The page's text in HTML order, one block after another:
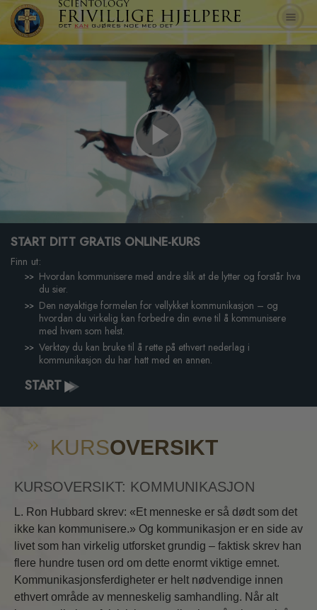
Play
Video
START DITT GRATIS ONLINE-KURS
Finn ut:
Hvordan kommunisere med andre slik at de lytter og forstår hva
du sier.
Den nøyaktige formelen for vellykket kommunikasjon – og
hvordan du virkelig kan forbedre din evne til å kommunisere
med hvem som helst.
Verktøy du kan bruke til å rette på ethvert nederlag i
kommunikasjon du har hatt med en annen.
START
KURSOVERSIKT
KURSOVERSIKT: KOMMUNIKASJON
L. Ron Hubbard skrev: «Et menneske er så dødt som det
ikke kan kommunisere.» Og kommunikasjon er en side av
livet som han virkelig utforsket grundig – faktisk skrev han
flere hundre tusen ord om dette enormt viktige emnet.
Kommunikasjonsferdigheter er helt nødvendige innen
ethvert område av menneskelig samhandling. Når alt